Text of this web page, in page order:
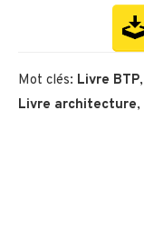
Mot clés: Livre BTP,
Livre architecture,